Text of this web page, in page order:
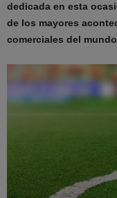
dedicada en esta
de los mayores
comerciales del